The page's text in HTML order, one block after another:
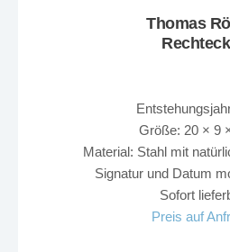
Thomas
Größe: 20 × 9
Material: Stahl mit
Signatur und Datum
Sofort
Preis auf